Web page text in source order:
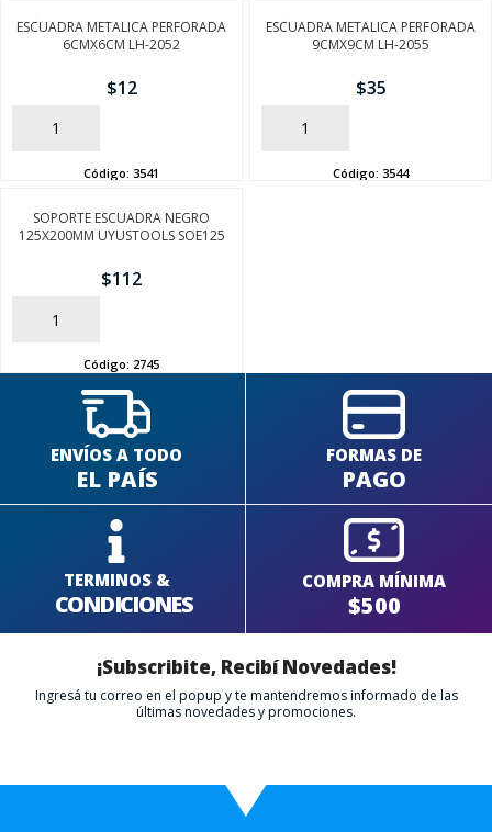
ESCUADRA METALICA PERFORADA
6CMX6CM LH-2052
$12
AÑADIR
Código: 3541
ESCUADRA METALICA PERFORADA
9CMX9CM LH-2055
$35
AÑADIR
Código: 3544
SOPORTE ESCUADRA NEGRO
125X200MM UYUSTOOLS SOE125
$112
AÑADIR
Código: 2745
ENVÍOS A TODO
EL PAÍS
FORMAS DE
PAGO
TERMINOS &
CONDICIONES
COMPRA MÍNIMA
$500
¡Subscribite, Recibí Novedades!
Ingresá tu correo en el popup y te mantendremos informado de las
últimas novedades y promociones.
FINALIZÁ TU COMPRA